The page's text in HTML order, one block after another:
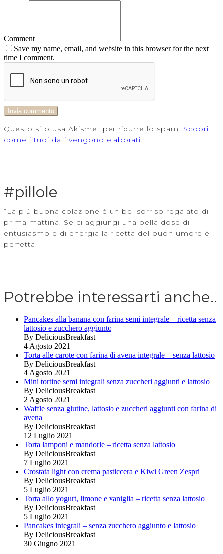
Comment
Save my name, email, and website in this browser for the next
time I comment.
Questo sito usa Akismet per ridurre lo spam. Scopri
come i tuoi dati vengono elaborati.
#pillole
“La più buona colazione è un bel sorriso regalato di
prima mattina. Se ci aggiungi una bella dose di
entusiasmo e di energia la ricetta del buon umore è
perfetta.”
Potrebbe interessarti anche..
Pancakes alla banana con farina semi integrale – ricetta senza
lattosio e zucchero aggiunto
By DeliciousBreakfast
4 Agosto 2021
Torta alle carote con farina di avena integrale – senza lattosio
By DeliciousBreakfast
4 Agosto 2021
Mini tortine semi integrali senza zuccheri aggiunti e lattosio
By DeliciousBreakfast
2 Agosto 2021
Waffle senza glutine, lattosio e zuccheri aggiunti con farina di
avena
By DeliciousBreakfast
12 Luglio 2021
Torta lamponi e mandorle – ricetta senza lattosio
By DeliciousBreakfast
7 Luglio 2021
Crostata light con crema pasticcera e Kiwi Green Zespri
By DeliciousBreakfast
5 Luglio 2021
Torta allo yogurt, limone e vaniglia – ricetta senza lattosio
By DeliciousBreakfast
5 Luglio 2021
Pancakes integrali – senza zucchero aggiunto e lattosio
By DeliciousBreakfast
30 Giugno 2021